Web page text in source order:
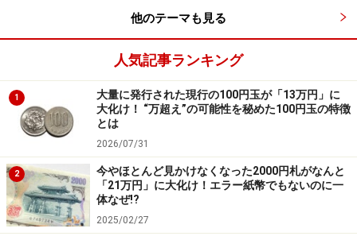
他のテーマも見る
人気記事ランキング
1
大量に発行された現行の100円玉が「13万円」に
大化け！ “万超え”の可能性を秘めた100円玉の特徴
とは
2026/07/31
2
今やほとんど見かけなくなった2000円札がなんと
「21万円」に大化け！エラー紙幣でもないのに一
体なぜ!?
2025/02/27